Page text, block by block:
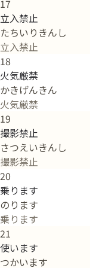
17
立入禁止
たちいりきんし
立入禁止
18
火気厳禁
かきげんきん
火気厳禁
19
撮影禁止
さつえいきんし
撮影禁止
20
乗ります
のります
乗ります
21
使います
つかいます